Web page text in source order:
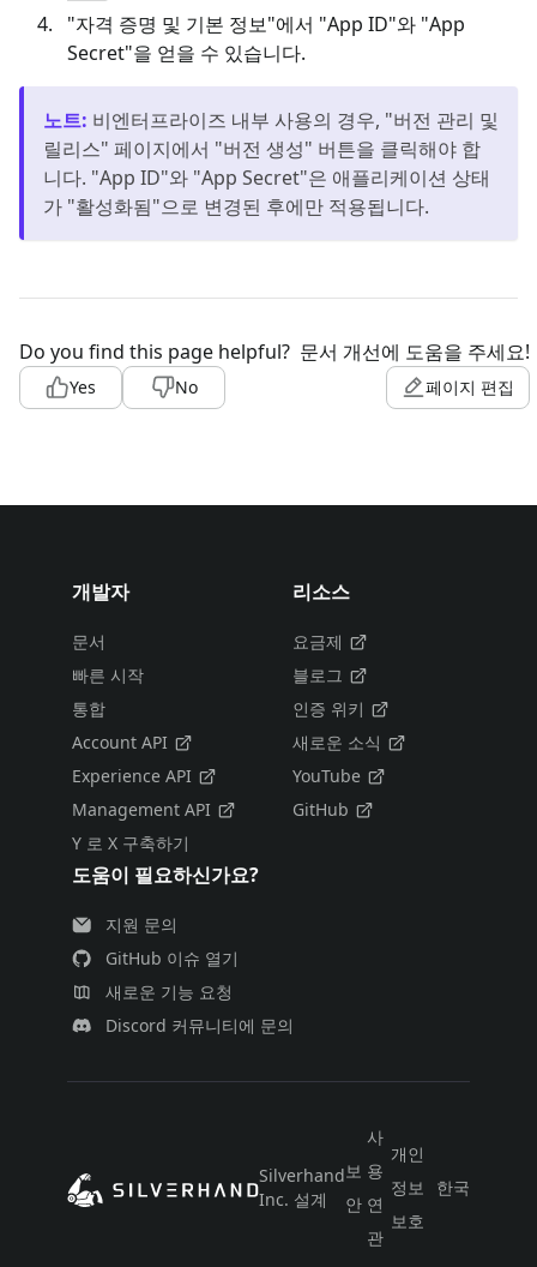
"자격 증명 및 기본 정보"에서 "App ID"와 "App
Secret"을 얻을 수 있습니다.
노트: 비엔터프라이즈 내부 사용의 경우, "버전 관리 및
릴리스" 페이지에서 "버전 생성" 버튼을 클릭해야 합
니다. "App ID"와 "App Secret"은 애플리케이션 상태
가 "활성화됨"으로 변경된 후에만 적용됩니다.
Do you find this page helpful?
Yes No
문서 개선에 도움을 주세요!
페이지 편집
개발자
문서
빠른 시작
통합
Account API
Experience API
Management API
Y 로 X 구축하기
리소스
요금제
블로그
인증 위키
새로운 소식
YouTube
GitHub
도움이 필요하신가요?
지원 문의
GitHub 이슈 열기
새로운 기능 요청
Discord 커뮤니티에 문의
Silverhand
Inc. 설계
보
안
사
용
연
관
개인
정보
보호
한국어